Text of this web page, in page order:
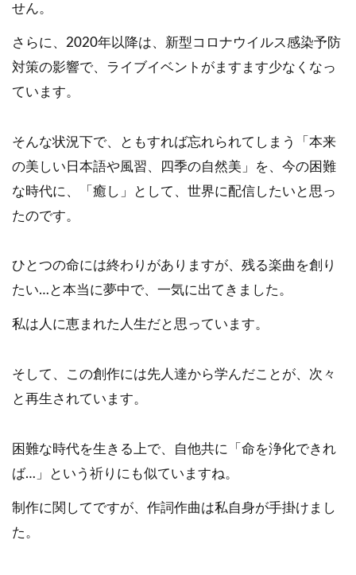
せん。
さらに、2020年以降は、新型コロナウイルス感染予防
対策の影響で、ライブイベントがますます少なくなっ
ています。
そんな状況下で、ともすれば忘れられてしまう「本来
の美しい日本語や風習、四季の自然美」を、今の困難
な時代に、「癒し」として、世界に配信したいと思っ
たのです。
ひとつの命には終わりがありますが、残る楽曲を創り
たい…と本当に夢中で、一気に出てきました。
私は人に恵まれた人生だと思っています。
そして、この創作には先人達から学んだことが、次々
と再生されています。
困難な時代を生きる上で、自他共に「命を浄化できれ
ば…」という祈りにも似ていますね。
制作に関してですが、作詞作曲は私自身が手掛けまし
た。